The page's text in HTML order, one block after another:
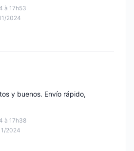
à 17h53
2024
à 17h38
2024
y buenos. Envío rápido,